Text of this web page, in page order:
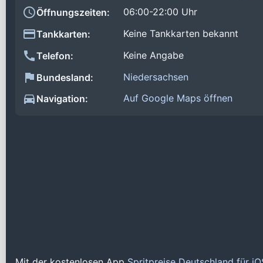
Öffnungszeiten:
06:00-22:00 Uhr
Tankkarten:
Keine Tankkarten bekannt
Telefon:
Keine Angabe
Bundesland:
Niedersachsen
Navigation:
Auf Google Maps öffnen